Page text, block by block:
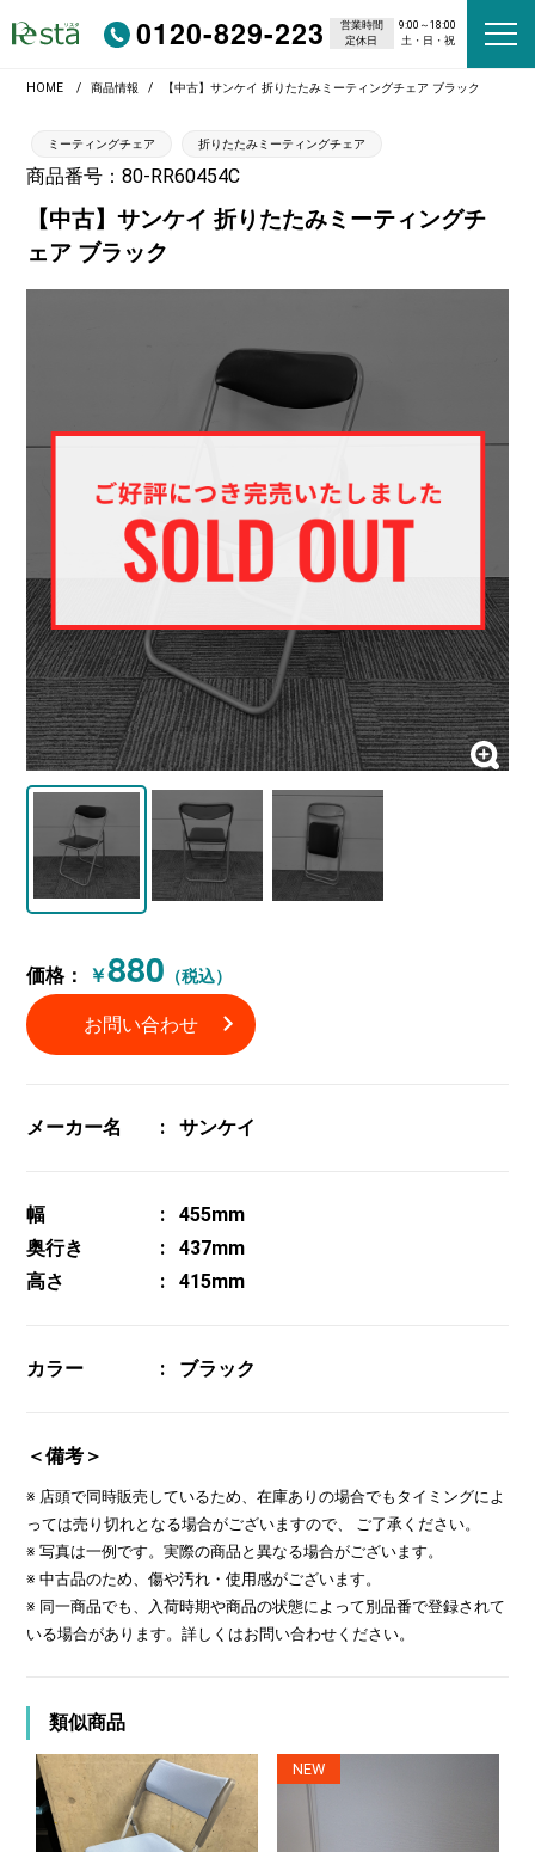
0120-829-223 営業時間
9:00～18:00
定休日
土・日・祝
HOME 商品情報 【中古】サンケイ 折りたたみミーティングチェア ブラック
ミーティングチェア 折りたたみミーティングチェア
商品番号：80-RR60454C
【中古】サンケイ 折りたたみミーティングチ
ェア ブラック
価格： ￥880 （税込）
お問い合わせ
メーカー名 サンケイ
幅
455mm
奥行き
437mm
高さ
415mm
カラー ブラック
＜備考＞
※ 店頭で同時販売しているため、在庫ありの場合でもタイミングによ
っては売り切れとなる場合がございますので、 ご了承ください。
※ 写真は一例です。実際の商品と異なる場合がございます。
※ 中古品のため、傷や汚れ・使用感がございます。
※ 同一商品でも、入荷時期や商品の状態によって別品番で登録されて
いる場合があります。詳しくはお問い合わせください。
類似商品
NEW